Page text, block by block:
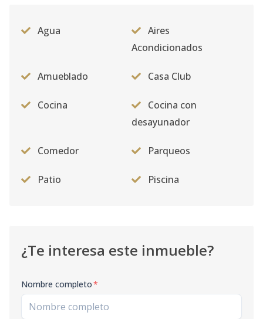
Agua
Aires
Acondicionados
Amueblado Casa Club
Cocina
Cocina con
desayunador
Comedor Parqueos
Patio Piscina
¿Te interesa este inmueble?
Nombre completo*